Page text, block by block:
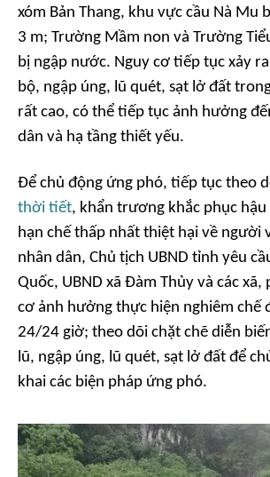
xóm Bản Thang, khu vực cầu Nà Mu
3 m; Trường Mầm non và Trường
bị ngập nước. Nguy cơ tiếp tục xảy
bộ, ngập úng, lũ quét, sạt lở đất
rất cao, có thể tiếp tục ảnh hưởng
dân và hạ tầng thiết yếu.
Để chủ động ứng phó, tiếp tục theo
thời tiết, khẩn trương khắc phục
hạn chế thấp nhất thiệt hại về người
nhân dân, Chủ tịch UBND tỉnh yêu
Quốc, UBND xã Đàm Thủy và các
cơ ảnh hưởng thực hiện nghiêm chế
24/24 giờ; theo dõi chặt chẽ diễn
lũ, ngập úng, lũ quét, sạt lở đất để
khai các biện pháp ứng phó.